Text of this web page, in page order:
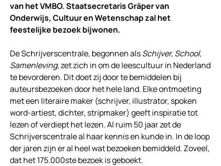
van het VMBO. Staatsecretaris Gräper van
Onderwijs, Cultuur en Wetenschap zal het
feestelijke bezoek bijwonen.
De Schrijverscentrale, begonnen alsSchijver, School,
Samenleving, zet zich in om de leescultuur in Nederland
te bevorderen. Dit doet zij door te bemiddelen bij
auteursbezoeken door het hele land. Elke ontmoeting
met een literaire maker (schrijver, illustrator, spoken
word-artiest, dichter, stripmaker) geeft inspiratie tot
lezen of verdiept het lezen. Al ruim 50 jaar zet de
Schrijverscentrale al haar kennis en kunde in. In de loop
der jaren zijn er al heel wat bezoeken bemiddeld. Zoveel,
dat het 175.000ste bezoek is geboekt.